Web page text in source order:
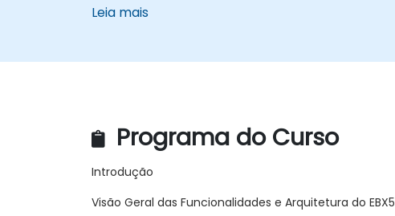
Leia mais
Programa do Curso
Introdução
Visão Geral das Funcionalidades e Arquitetura do EBX5